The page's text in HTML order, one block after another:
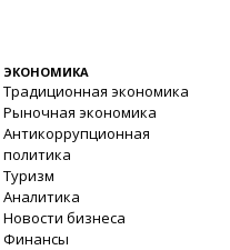
ЭКОНОМИКА
Традиционная экономика
Рыночная экономика
Антикоррупционная
политика
Туризм
Аналитика
Новости бизнеса
Финансы